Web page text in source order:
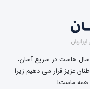
هاست در سریع آسان،
عزیز قرار می دهیم زیرا
همه ماست!